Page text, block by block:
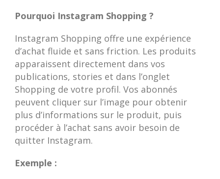
Pourquoi Instagram Shopping ?
Instagram Shopping offre une expérience
d’achat fluide et sans friction. Les produits
apparaissent directement dans vos
publications, stories et dans l’onglet
Shopping de votre profil. Vos abonnés
peuvent cliquer sur l’image pour obtenir
plus d’informations sur le produit, puis
procéder à l’achat sans avoir besoin de
quitter Instagram.
Exemple :